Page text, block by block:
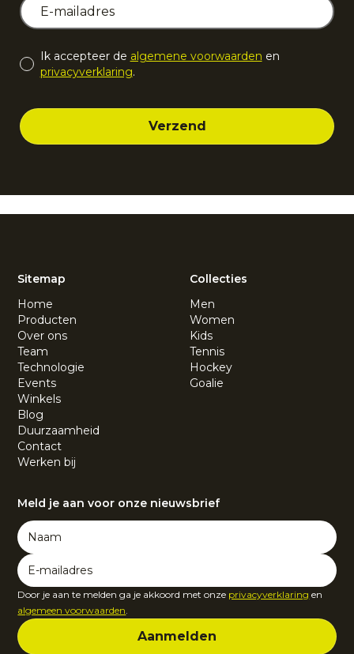
Ik accepteer de algemene voorwaarden en
privacyverklaring.
Sitemap
Home
Producten
Over ons
Team
Technologie
Events
Winkels
Blog
Duurzaamheid
Contact
Werken bij
Collecties
Men
Women
Kids
Tennis
Hockey
Goalie
Meld je aan voor onze nieuwsbrief
Door je aan te melden ga je akkoord met onze privacyverklaring en
algemeen voorwaarden.